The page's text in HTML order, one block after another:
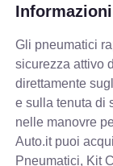
Informazioni
Gli pneumatici
sicurezza attivo
direttamente
e sulla tenuta di
nelle manovre
Auto.it puoi
Pneumatici, Kit